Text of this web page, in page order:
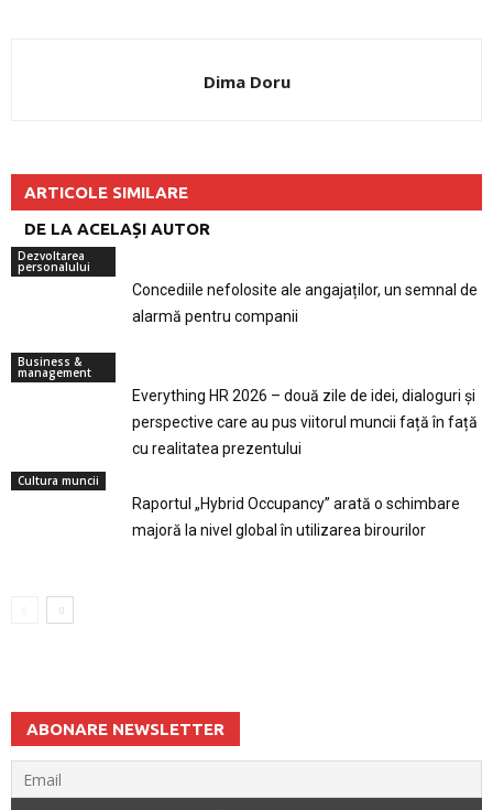
Dima Doru
ARTICOLE SIMILARE
DE LA ACELAȘI AUTOR
Dezvoltarea
personalului
Concediile nefolosite ale angajaților, un semnal de
alarmă pentru companii
Business &
management
Everything HR 2026 – două zile de idei, dialoguri și
perspective care au pus viitorul muncii față în față
cu realitatea prezentului
Cultura muncii
Raportul „Hybrid Occupancy” arată o schimbare
majoră la nivel global în utilizarea birourilor
ABONARE NEWSLETTER